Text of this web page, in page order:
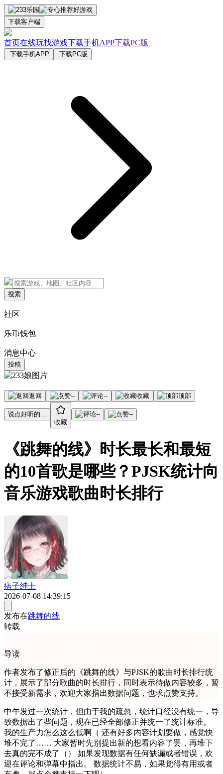
下载客户端
首页在线玩找游戏下载手机APP下载PC版
下载手机APP 下载PC版
搜索
社区
乐币钱包
消息中心
投稿
返回 -- -- 收藏 顶部
说点好听的...
收藏
-- --
《跳舞的线》时长最长和最短
的10首歌是哪些？PJSK统计向
音乐游戏歌曲时长排行
痞子绅士
2026-07-08 14:39:15
发布在跳舞的线
转载
导读
作者发布了修正后的《跳舞的线》与PJSK的歌曲时长排行统
计，展示了部分歌曲的时长排行，同时表示待做内容较多，暂
不接受新需求，欢迎大家指出数据问题，也求点赞支持。
中午发过一次统计，但由于我的疏忽，统计口径没有统一，导
致数据出了些问题，现在已经全部修正并统一了统计标准。
我的生产力怎么这么低啊（ 还有好多内容计划要做，感觉快
堆不完了…… 大家暂时先别提出新的想看内容了罢，再堆下
去真的完不成了（） 如果发现数据有任何缺漏或者错误，欢
迎在评论和弹幕中指出。 数据统计不易，如果觉得有用或者